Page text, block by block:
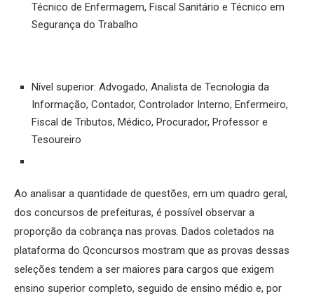
Técnico de Enfermagem, Fiscal Sanitário e Técnico em
Segurança do Trabalho
Nível superior: Advogado, Analista de Tecnologia da
Informação, Contador, Controlador Interno, Enfermeiro,
Fiscal de Tributos, Médico, Procurador, Professor e
Tesoureiro
Ao analisar a quantidade de questões, em um quadro geral,
dos concursos de prefeituras, é possível observar a
proporção da cobrança nas provas. Dados coletados na
plataforma do Qconcursos mostram que as provas dessas
seleções tendem a ser maiores para cargos que exigem
ensino superior completo, seguido de ensino médio e, por